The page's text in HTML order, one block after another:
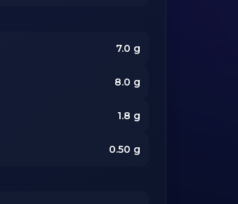
7.0 g
8.0 g
1.8 g
0.50 g